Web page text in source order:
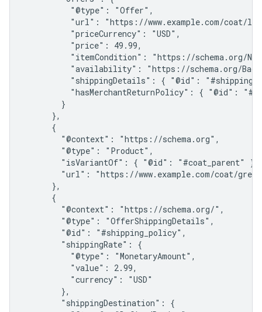
          "@type": "Offer",
"url": "https://www.example.com/coat/
          "priceCurrency": "USD",
          "price": 49.99,
"itemCondition": "https://schema.org/
"availability": "https://schema.org/
"shippingDetails": { "@id":
"hasMerchantReturnPolicy": { "@id":
        }
      },
      {
        "@context": "https://schema.org",
        "@type": "Product",
        "isVariantOf": { "@id": "#coat_parent" },
"url": "https://www.example.com/coat/
      },
      {
        "@context": "https://schema.org/",
        "@type": "OfferShippingDetails",
        "@id": "#shipping_policy",
        "shippingRate": {
          "@type": "MonetaryAmount",
          "value": 2.99,
          "currency": "USD"
        },
        "shippingDestination": {